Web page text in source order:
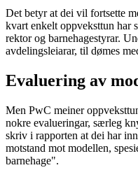
Det betyr at dei vil fortsette
kvart enkelt oppveksttun har
rektor og barnehagestyrar.
avdelingsleiarar, til dømes
Evaluering av
Men PwC meiner
nokre evalueringar, særleg
skriv i rapporten at dei har
motstand mot modellen,
barnehage".